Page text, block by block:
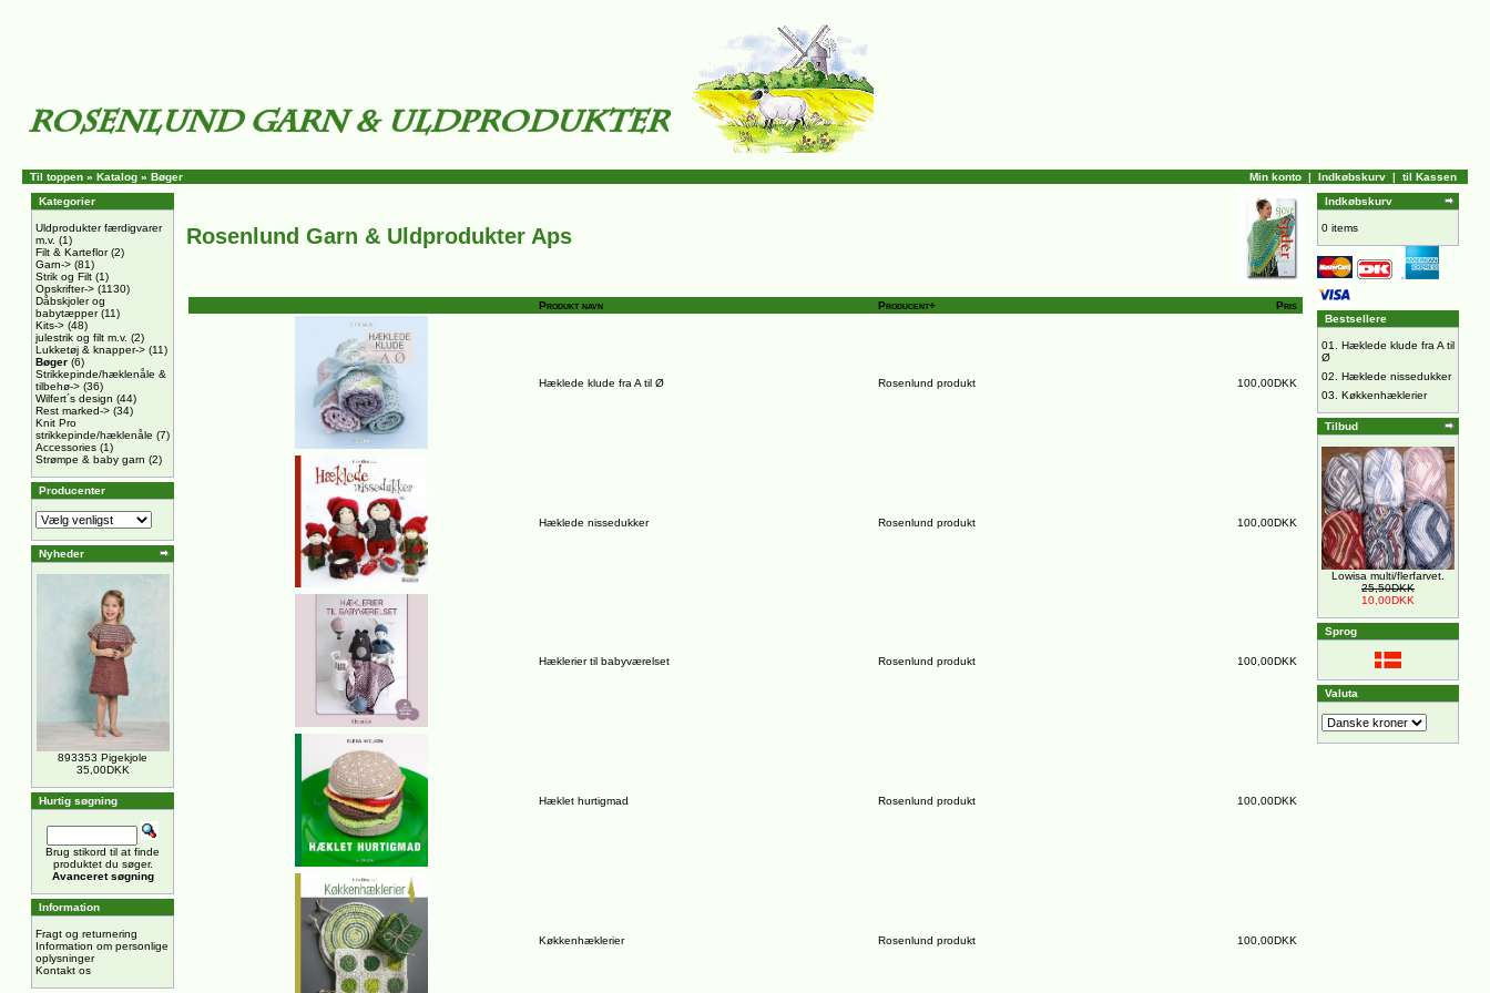
Til toppen » Katalog » Bøger Min konto | Indkøbskurv | til Kassen
Kategorier
Uldprodukter færdigvarer
m.v. (1)
Filt & Karteflor(2)
Garn-> (81)
Strik og Filt (1)
Opskrifter-> (1130)
Dåbskjoler og
babytæpper(11)
Kits-> (48)
julestrik og filt m.v. (2)
Lukketøj & knapper-> (11)
Bøger (6)
Strikkepinde/hæklenåle &
tilbehø-> (36)
Wilfert´s design (44)
Rest marked-> (34)
Knit Pro
strikkepinde/hæklenåle (7)
Accessories (1)
Strømpe & baby garn (2)
Producenter
Nyheder
893353 Pigekjole
35,00DKK
Hurtig søgning
Brug stikord til at finde
produktet du søger.
Avanceret søgning
Information
Fragt og returnering
Information om personlige
oplysninger
Kontakt os
Rosenlund Garn & Uldprodukter Aps
Produkt navn Producent+ Pris
Hæklede klude fra A til Ø Rosenlund produkt 100,00DKK
Hæklede nissedukker Rosenlund produkt 100,00DKK
Hæklerier til babyværelset Rosenlund produkt 100,00DKK
Hæklet hurtigmad Rosenlund produkt 100,00DKK
Køkkenhæklerier Rosenlund produkt 100,00DKK
Indkøbskurv
0 items
Bestsellere
01. Hæklede klude fra A til
Ø
02. Hæklede nissedukker
03. Køkkenhæklerier
Tilbud
Lowisa multi/flerfarvet.
25,50DKK
10,00DKK
Sprog
Valuta